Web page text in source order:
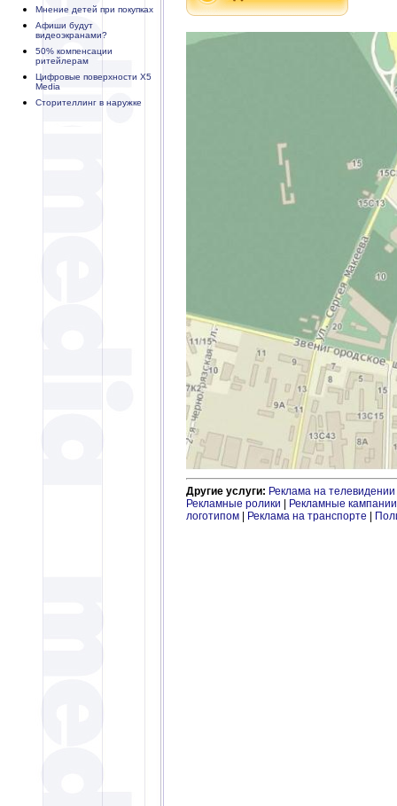
Мнение детей при покупках
Афиши будут
видеоэкранами?
50% компенсации
ритейлерам
Цифровые поверхности X5
Media
Сторителлинг в наружке
Другие услуги: Реклама на телевидении
Рекламные ролики | Рекламные кампании
логотипом | Реклама на транспорте |